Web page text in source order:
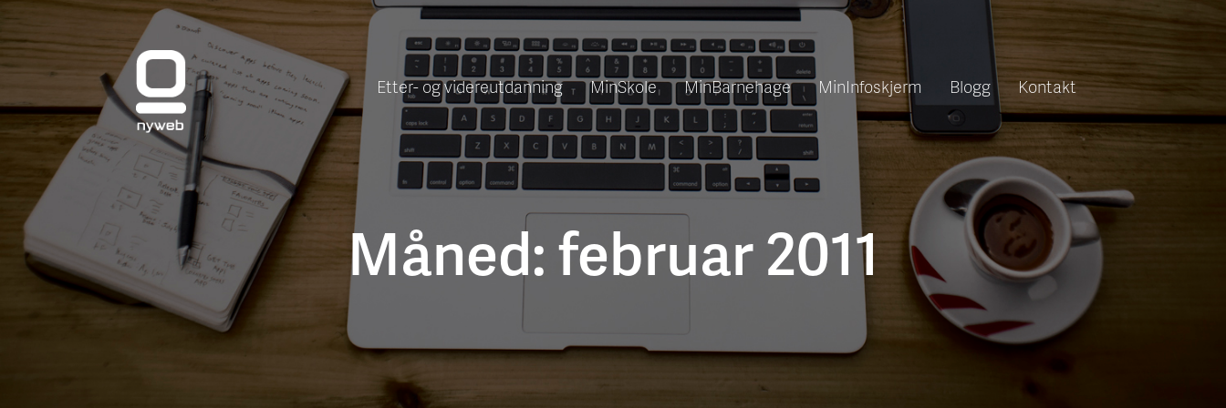
Etter- og videreutdanning MinSkole MinBarnehage MinInfoskjerm Blogg Kontakt
Måned:februar 2011